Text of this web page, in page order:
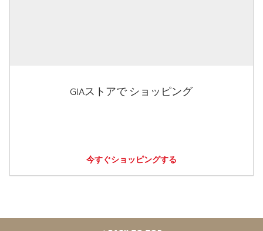
GIAストアで ショッピング
今すぐショッピングする